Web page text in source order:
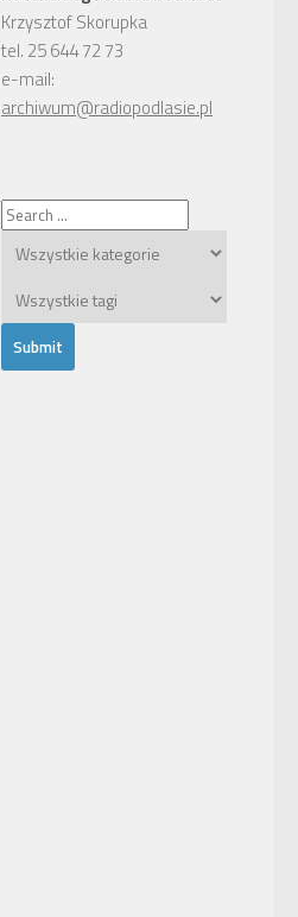
Krzysztof Skorupka
tel. 25 644 72 73
e-mail:
archiwum@radiopodlasie.pl